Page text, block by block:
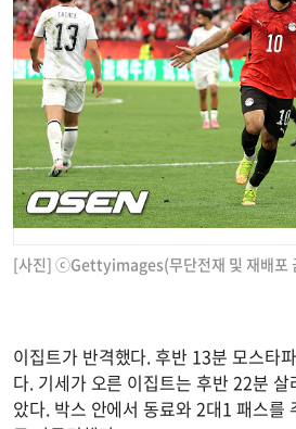
[사진] ⓒGettyimages(무단전재 및 재배포
이집트가 반격했다. 후반 13분 모스타
다. 기세가 오른 이집트는 후반 22분
았다. 박스 안에서 동료와 2대1 패스를